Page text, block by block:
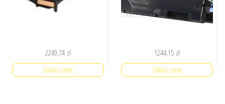
2249,74 zł
Zobacz cenę
1244,15 zł
Zobacz cenę